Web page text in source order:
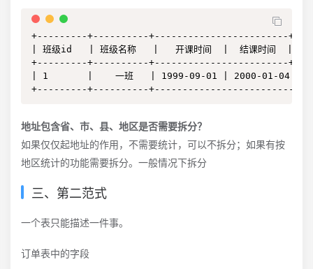
+---------+----------+------------------------+
| 班级id   | 班级名称   |   开课时间  |  结课时间  |
+---------+----------+------------------------+
| 1       |    一班   | 1999-09-01 | 2000-01-04|
+---------+----------+-------------------------+
地址包含省、市、县、地区是否需要拆分？
如果仅仅起地址的作用，不需要统计，可以不拆分；如果有按
地区统计的功能需要拆分。一般情况下拆分
三、第二范式
一个表只能描述一件事。
订单表中的字段